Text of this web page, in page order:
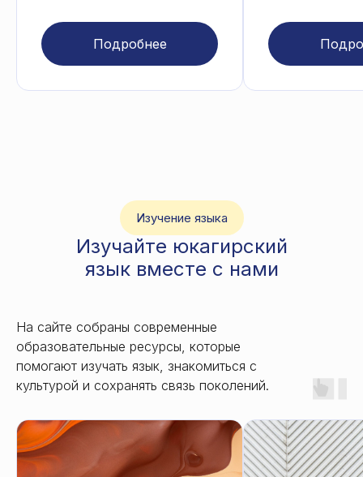
Подробнее
Изучение языка
Изучайте юкагирский
язык вместе с нами
На сайте собраны современные
образовательные ресурсы, которые
помогают изучать язык, знакомиться с
культурой и сохранять связь поколений.